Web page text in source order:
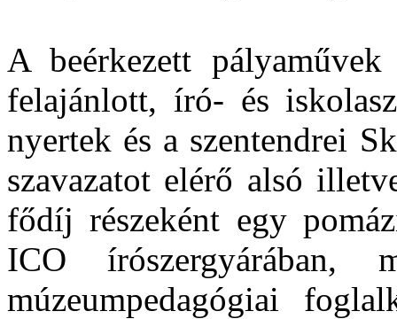
A beérkezett
felajánlott, író- és
nyertek és a szentendrei
szavazatot elérő alsó
fődíj részeként egy
ICO írószergyárában,
múzeumpedagógiai